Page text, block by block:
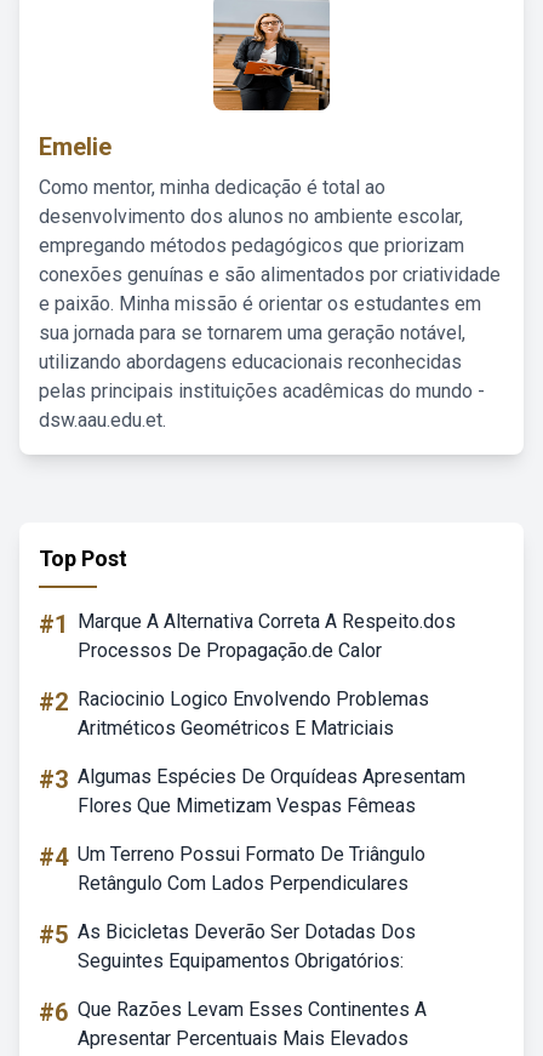
Emelie
Como mentor, minha dedicação é total ao
desenvolvimento dos alunos no ambiente escolar,
empregando métodos pedagógicos que priorizam
conexões genuínas e são alimentados por criatividade
e paixão. Minha missão é orientar os estudantes em
sua jornada para se tornarem uma geração notável,
utilizando abordagens educacionais reconhecidas
pelas principais instituições acadêmicas do mundo -
dsw.aau.edu.et.
Top Post
#1
Marque A Alternativa Correta A Respeito.dos
Processos De Propagação.de Calor
#2 Raciocinio Logico Envolvendo Problemas
Aritméticos Geométricos E Matriciais
#3 Algumas Espécies De Orquídeas Apresentam
Flores Que Mimetizam Vespas Fêmeas
#4 Um Terreno Possui Formato De Triângulo
Retângulo Com Lados Perpendiculares
#5 As Bicicletas Deverão Ser Dotadas Dos
Seguintes Equipamentos Obrigatórios:
#6 Que Razões Levam Esses Continentes A
Apresentar Percentuais Mais Elevados